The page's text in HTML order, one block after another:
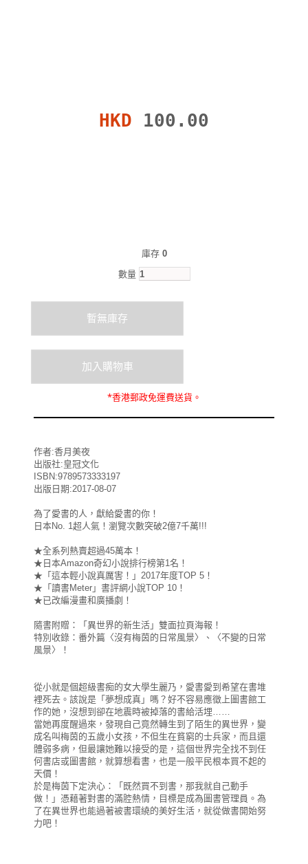
HKD 100.00
庫存 0
數量
*香港郵政免運費送貨。
作者:香月美夜
出版社:皇冠文化
ISBN:9789573333197
出版日期:2017-08-07
為了愛書的人，獻給愛書的你！
日本No. 1超人氣！瀏覽次數突破2億7千萬!!!
★全系列熱賣超過45萬本！
★日本Amazon奇幻小說排行榜第1名！
★「這本輕小說真厲害！」2017年度TOP 5！
★「讀書Meter」書評網小說TOP 10！
★已改編漫畫和廣播劇！
隨書附贈：「異世界的新生活」雙面拉頁海報！
特別收錄：番外篇〈沒有梅茵的日常風景〉、〈不變的日常
風景〉！
從小就是個超級書痴的女大學生麗乃，愛書愛到希望在書堆
裡死去。該說是「夢想成真」嗎？好不容易應徵上圖書館工
作的她，沒想到卻在地震時被掉落的書給活埋……
當她再度醒過來，發現自己竟然轉生到了陌生的異世界，變
成名叫梅茵的五歲小女孩，不但生在貧窮的士兵家，而且還
體弱多病，但最讓她難以接受的是，這個世界完全找不到任
何書店或圖書館，就算想看書，也是一般平民根本買不起的
天價！
於是梅茵下定決心：「既然買不到書，那我就自己動手
做！」憑藉著對書的滿腔熱情，目標是成為圖書管理員。為
了在異世界也能過著被書環繞的美好生活，就從做書開始努
力吧！